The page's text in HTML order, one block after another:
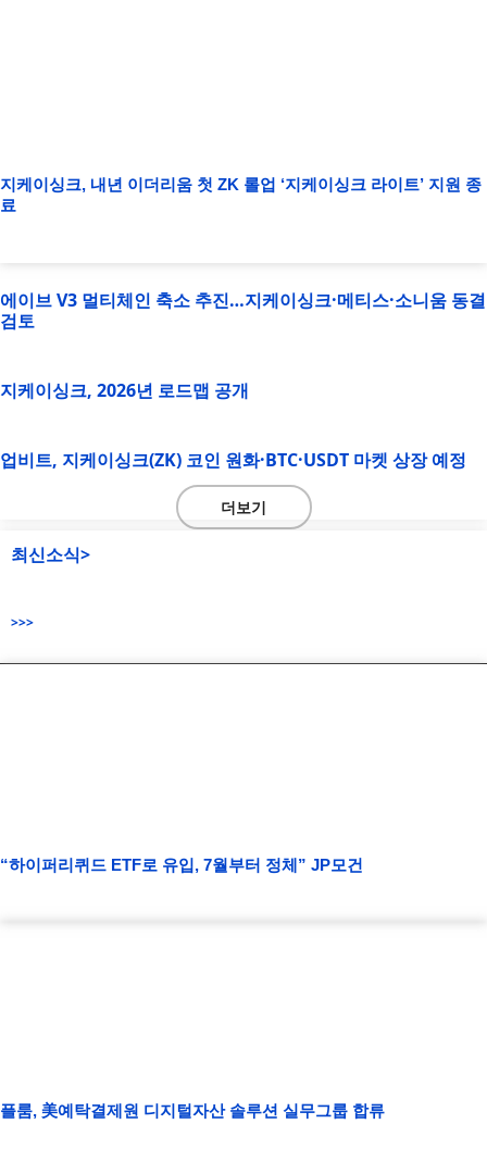
지케이싱크, 내년 이더리움 첫 ZK 롤업 ‘지케이싱크 라이트’ 지원 종
료
에이브 V3 멀티체인 축소 추진…지케이싱크·메티스·소니움 동결
검토
지케이싱크, 2026년 로드맵 공개
업비트, 지케이싱크(ZK) 코인 원화·BTC·USDT 마켓 상장 예정
더보기
최신소식>
>>>
“하이퍼리퀴드 ETF로 유입, 7월부터 정체” JP모건
플룸, 美예탁결제원 디지털자산 솔루션 실무그룹 합류